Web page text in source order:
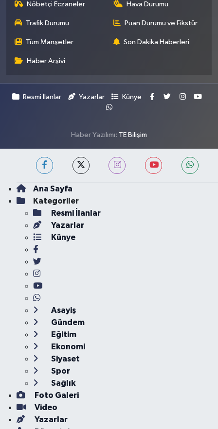
Nöbetçi Eczaneler Hava Durumu
Trafik Durumu Puan Durumu ve Fikstür
Tüm Manşetler Son Dakika Haberleri
Haber Arşivi
Resmi İlanlar Yazarlar Künye
Haber Yazılımı: TE Bilişim
Ana Sayfa
Kategoriler
Resmi İlanlar
Yazarlar
Künye
Asayiş
Gündem
Eğitim
Ekonomi
Siyaset
Spor
Sağlık
Foto Galeri
Video
Yazarlar